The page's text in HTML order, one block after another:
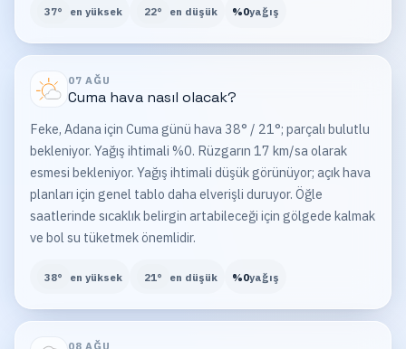
37° en yüksek 22° en düşük %0yağış
07 AĞU
Cumahava nasıl olacak?
Feke, Adana için Cuma günü hava 38° / 21°; parçalı bulutlu
bekleniyor. Yağış ihtimali %0. Rüzgarın 17 km/sa olarak
esmesi bekleniyor. Yağış ihtimali düşük görünüyor; açık hava
planları için genel tablo daha elverişli duruyor. Öğle
saatlerinde sıcaklık belirgin artabileceği için gölgede kalmak
ve bol su tüketmek önemlidir.
38° en yüksek 21° en düşük %0yağış
08 AĞU